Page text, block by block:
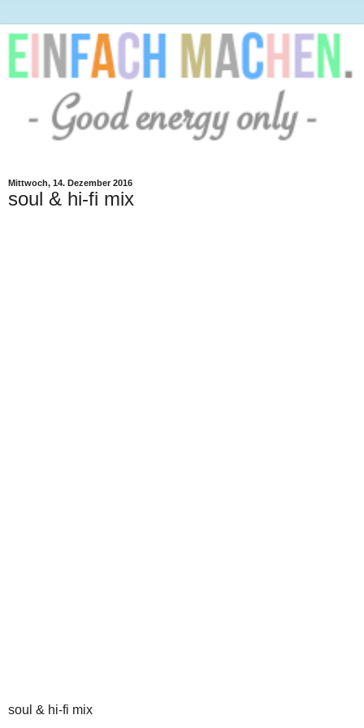
Mittwoch, 14. Dezember 2016
soul & hi-fi mix
soul & hi-fi mix